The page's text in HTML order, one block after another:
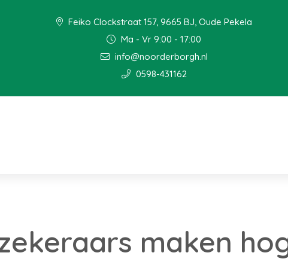
Feiko Clockstraat 157, 9665 BJ, Oude Pekela
Ma - Vr 9:00 - 17:00
info@noorderborgh.nl
0598-431162
maken